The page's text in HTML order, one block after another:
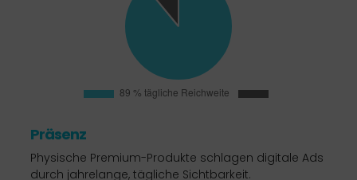
Präsenz
Physische Premium-Produkte schlagen digitale Ads
durch jahrelange, tägliche Sichtbarkeit.